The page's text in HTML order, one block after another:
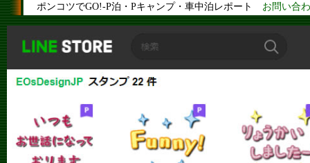
ポンコツでGO!-P泊・Pキャンプ・車中泊レポート お問い合